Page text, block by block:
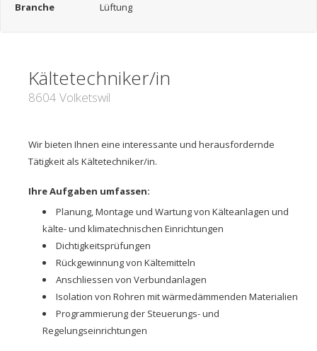
Branche Lüftung
Kältetechniker/in
8604 Volketswil
Wir bieten Ihnen eine interessante und herausfordernde
Tätigkeit als Kältetechniker/in.
Ihre Aufgaben umfassen:
Planung, Montage und Wartung von Kälteanlagen und
kälte- und klimatechnischen Einrichtungen
Dichtigkeitsprüfungen
Rückgewinnung von Kältemitteln
Anschliessen von Verbundanlagen
Isolation von Rohren mit wärmedämmenden Materialien
Programmierung der Steuerungs- und
Regelungseinrichtungen